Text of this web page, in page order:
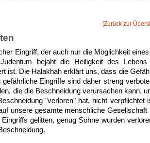
[Zurück zur
Eingriff, der auch nur die Möglichkeit
bejaht die Heiligkeit des
ist. Die Halakhah erklärt uns, dass die
gefährliche Eingriffe sind daher streng
die die Beschneidung verursachen kann,
"verloren" hat, nicht
unsere gesamte menschliche
gelitten, genug Söhne wurden